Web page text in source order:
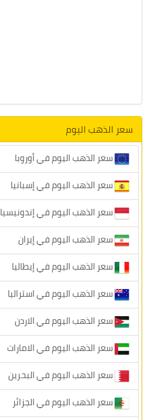
سعر الذهب اليوم
سعر الذهب اليوم في أوروبا
سعر الذهب اليوم في إسبانيا
سعر الذهب اليوم في إندونيسيا
سعر الذهب اليوم في إيران
سعر الذهب اليوم في إيطاليا
سعر الذهب اليوم في استراليا
سعر الذهب اليوم في الاردن
سعر الذهب اليوم في الامارات
سعر الذهب اليوم في البحرين
سعر الذهب اليوم في الجزائر